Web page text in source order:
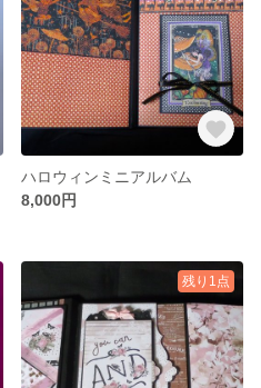
ハロウィンミニアルバム
8,000円
残り1点